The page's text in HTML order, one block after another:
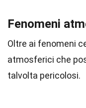
Fenomeni
Oltre ai fenomeni
atmosferici che
talvolta pericolosi.